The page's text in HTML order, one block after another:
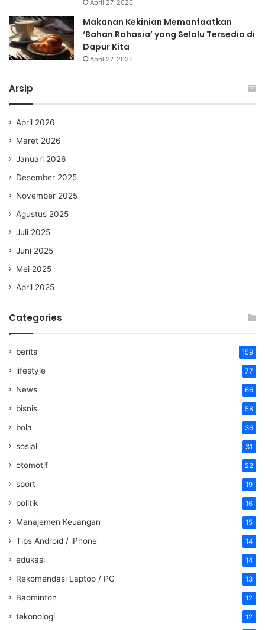
April 27, 2026
Makanan Kekinian Memanfaatkan
‘Bahan Rahasia’ yang Selalu Tersedia di
Dapur Kita
April 27, 2026
Arsip
April 2026
Maret 2026
Januari 2026
Desember 2025
November 2025
Agustus 2025
Juli 2025
Juni 2025
Mei 2025
April 2025
Categories
berita 159
lifestyle 77
News 66
bisnis 58
bola 36
sosial 31
otomotif 22
sport 19
politik 16
Manajemen Keuangan 15
Tips Android / iPhone 14
edukasi 14
Rekomendasi Laptop / PC 13
Badminton 12
tekonologi 12